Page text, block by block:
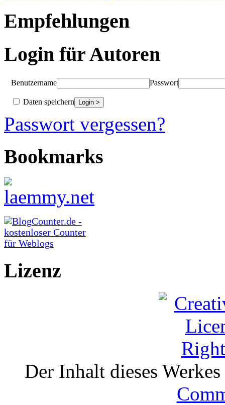
Empfehlungen
Login für Autoren
Benutzername Passwort
Daten speichern
Passwort vergessen?
Bookmarks
Lizenz
Der Inhalt dieses